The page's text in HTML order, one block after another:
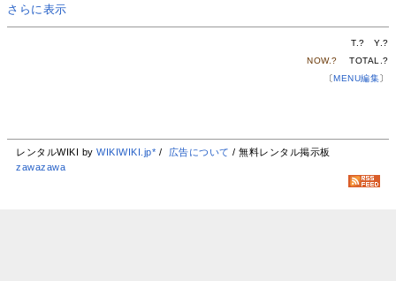
さらに表示
T.? Y.?
NOW.? TOTAL.?
〔MENU編集〕
レンタルWIKI byWIKIWIKI.jp* / 広告について / 無料レンタル掲示板
zawazawa